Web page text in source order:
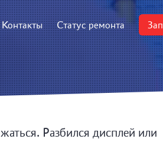
Контакты Статус ремонта
Разбился дисплей или